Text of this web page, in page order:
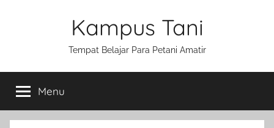
Kampus Tani
Tempat Belajar Para Petani Amatir
Menu